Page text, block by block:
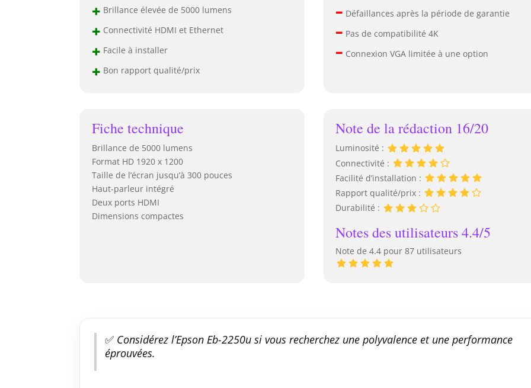
+ Brillance élevée de 5000 lumens
+ Connectivité HDMI et Ethernet
+ Facile à installer
+ Bon rapport qualité/prix
– Défaillances après la période de garantie
– Pas de compatibilité 4K
– Connexion VGA limitée à une option
Fiche technique
Brillance de 5000 lumens
Format HD 1920 x 1200
Taille de l’écran jusqu’à 300 pouces
Haut-parleur intégré
Deux ports HDMI
Dimensions compactes
Note de la rédaction 16/20
Luminosité :
Connectivité :
Facilité d’installation :
Rapport qualité/prix :
Durabilité :
Notes des utilisateurs 4.4/5
Note de 4.4 pour 87 utilisateurs
✅ Considérez l’Epson Eb-2250u si vous recherchez une polyvalence et une performance
éprouvées.